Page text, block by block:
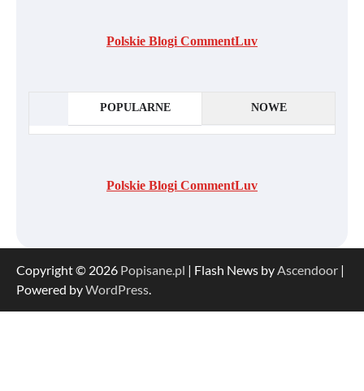
Polskie Blogi CommentLuv
POPULARNE NOWE
Polskie Blogi CommentLuv
Copyright © 2026 Popisane.pl | Flash News byAscendoor |
Powered byWordPress.